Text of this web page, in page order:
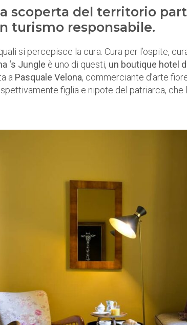
scoperta del territorio
turismo responsabile.
si percepisce la cura. Cura per l’ospite,
‘s Jungle è uno di questi, un boutique hotel
a Pasquale Velona, commerciante d’arte
figlia e nipote del patriarca, che